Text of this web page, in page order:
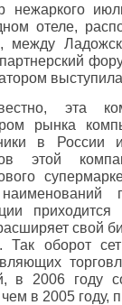
нежаркого
отеле,
между
эта
рынка
в России
этой
свой
Так оборот
в 2006 году
в 2005 году,